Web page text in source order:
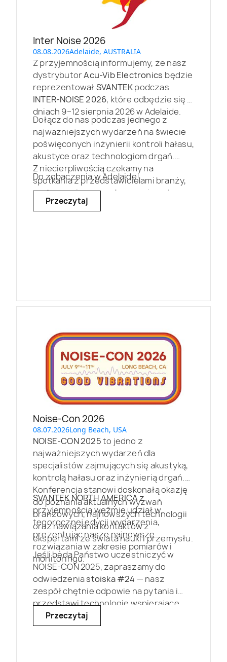
Inter Noise 2026
08.08.2026Adelaide, AUSTRALIA
Z przyjemnością informujemy, że nasz
dystrybutorAcu-Vib Electronics będzie
reprezentowałSVANTEKpodczas
INTER-NOISE 2026, które odbędzie się w
dniach 9–12 sierpnia 2026 w Adelaide.
Dołącz do nas podczas jednego z
najważniejszych wydarzeń na świecie
poświęconych inżynierii kontroli hałasu,
akustyce oraz technologiom drgań.
Z niecierpliwością czekamy na
spotkania z przedstawicielami branży,
partnerami oraz naukowcami z całego
świata.
Do zobaczenia w Adelaide!
Przeczytaj
Noise-Con 2026
08.07.2026Long Beach, USA
NOISE-CON 2025to jedno z
najważniejszych wydarzeń dla
specjalistów zajmujących się akustyką,
kontrolą hałasu oraz inżynierią drgań.
Konferencja stanowi doskonałą okazję
do poznania aktualnych wyzwań
branżowych, najnowszych technologii
oraz nawiązania kontaktów z
ekspertami ze świata nauki i przemysłu.
SVANTEK NORTH AMERICAz
przyjemnością weźmie udział w
tegorocznej edycji wydarzenia,
prezentując nasze najnowsze
rozwiązania w zakresie pomiarów i
monitoringu.
Jeśli będą Państwo uczestniczyć w
NOISE-CON 2025, zapraszamy do
odwiedzeniastoiska #24 — nasz
zespół chętnie odpowie na pytania i
przedstawi technologie wspierające
realizację projektów związanych z
pomiarami hałasu i drgań.
Przeczytaj